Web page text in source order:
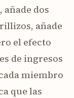
dos
añade
el efecto
de ingresos
miembro
que las